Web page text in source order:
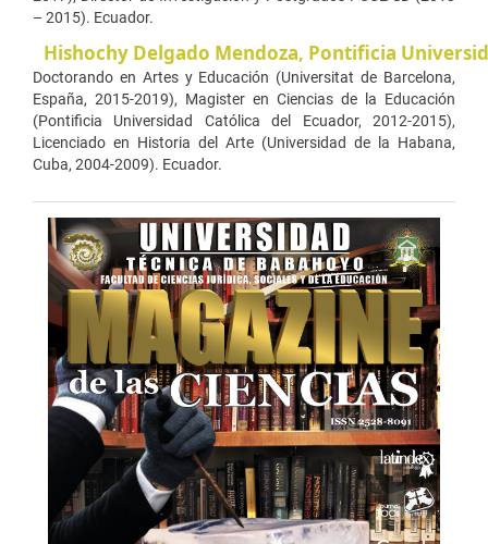
– 2015). Ecuador.
Hishochy Delgado Mendoza, Pontificia
Doctorando en Artes y Educación (Universitat de Barcelona,
España, 2015-2019), Magister en Ciencias de la Educación
(Pontificia Universidad Católica del Ecuador, 2012-2015),
Licenciado en Historia del Arte (Universidad de la Habana,
Cuba, 2004-2009). Ecuador.